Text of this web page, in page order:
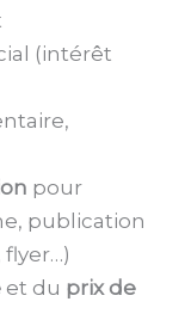
(intérêt
pour
publication
flyer…)
et du prix de